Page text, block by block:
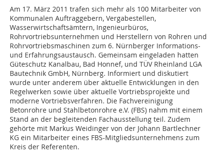
Am 17. März 2011 trafen sich mehr als 100 Mitarbeiter von
Kommunalen Auftraggebern, Vergabestellen,
Wasserwirtschaftsämtern, Ingenieurbüros,
Rohrvortriebsunternehmen und Herstellern von Rohren und
Rohrvortriebsmaschinen zum 6. Nürnberger Informations-
und Erfahrungsaustausch. Gemeinsam eingeladen hatten
Güteschutz Kanalbau, Bad Honnef, und TÜV Rheinland LGA
Bautechnik GmbH, Nürnberg. Informiert und diskutiert
wurde unter anderem über aktuelle Entwicklungen in den
Regelwerken sowie über aktuelle Vortriebsprojekte und
moderne Vortriebsverfahren. Die Fachvereinigung
Betonrohre und Stahlbetonrohre e.V. (FBS) nahm mit einem
Stand an der begleitenden Fachausstellung teil. Zudem
gehörte mit Markus Weidinger von der Johann Bartlechner
KG ein Mitarbeiter eines FBS-Mitgliedsunternehmens zum
Kreis der Referenten.